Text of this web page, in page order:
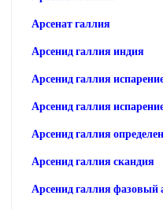
Арсенат галлия
Арсенид галлия индия
Арсенид галлия
Арсенид галлия
Арсенид галлия
Арсенид галлия скандия
Арсенид галлия фазовый